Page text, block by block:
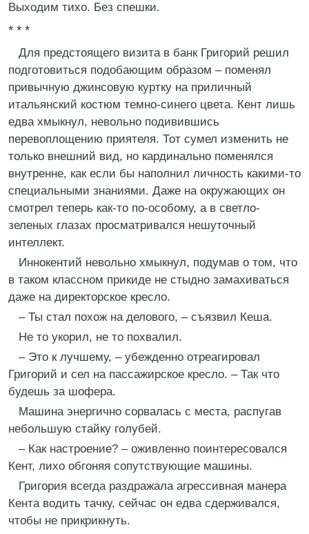
Выходим тихо. Без спешки.
* * *
Для предстоящего визита в банк Григорий решил
подготовиться подобающим образом – поменял
привычную джинсовую куртку на приличный
итальянский костюм темно-синего цвета. Кент лишь
едва хмыкнул, невольно подивившись
перевоплощению приятеля. Тот сумел изменить не
только внешний вид, но кардинально поменялся
внутренне, как если бы наполнил личность какими-то
специальными знаниями. Даже на окружающих он
смотрел теперь как-то по-особому, а в светло-
зеленых глазах просматривался нешуточный
интеллект.
Иннокентий невольно хмыкнул, подумав о том, что
в таком классном прикиде не стыдно замахиваться
даже на директорское кресло.
– Ты стал похож на делового, – съязвил Кеша.
Не то укорил, не то похвалил.
– Это к лучшему, – убежденно отреагировал
Григорий и сел на пассажирское кресло. – Так что
будешь за шофера.
Машина энергично сорвалась с места, распугав
небольшую стайку голубей.
– Как настроение? – оживленно поинтересовался
Кент, лихо обгоняя сопутствующие машины.
Григория всегда раздражала агрессивная манера
Кента водить тачку, сейчас он едва сдерживался,
чтобы не прикрикнуть.